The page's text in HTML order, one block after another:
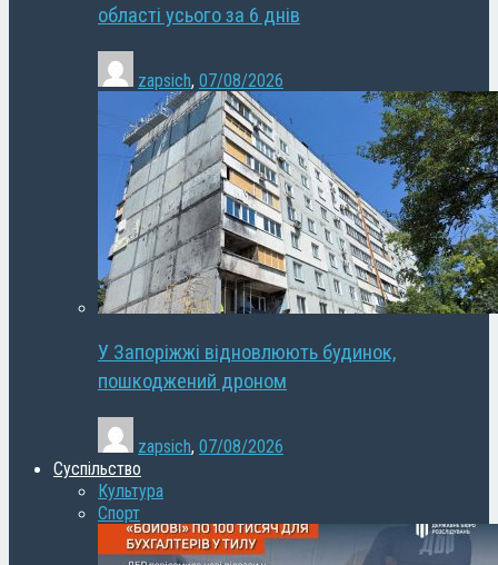
області усього за 6 днів
zapsich, 07/08/2026
У Запоріжжі відновлюють будинок,
пошкоджений дроном
zapsich, 07/08/2026
Суспільство
Культура
Спорт